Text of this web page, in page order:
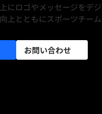
にロゴやメッセージをデ
上とともにスポーツチー
お問い合わせ